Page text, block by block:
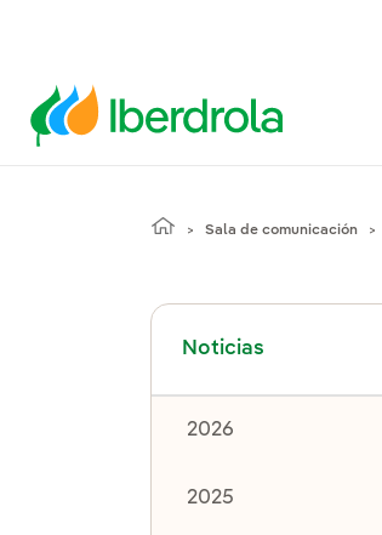
Sala de comunicación
Noticias
Alternar el
2026
2025